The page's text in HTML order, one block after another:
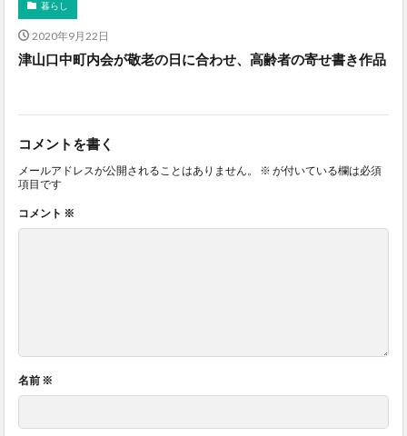
暮らし
2020年9月22日
津山口中町内会が敬老の日に合わせ、高齢者の寄せ書き作品
コメントを書く
メールアドレスが公開されることはありません。 ※ が付いている欄は必須
項目です
コメント ※
名前 ※